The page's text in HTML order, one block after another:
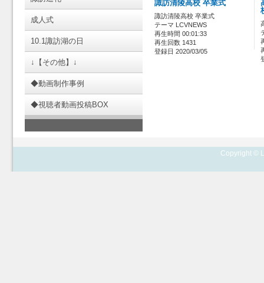
成人式
10.1諏訪湖の日
↓【その他】↓
◆動画制作事例
◆視聴者動画投稿BOX
諏訪清陵高校 卒業式
諏訪清陵高校 卒業式
テーマ LCVNEWS
再生時間 00:01:33
再生回数 1431
登録日 2020/03/05
Copyright ©